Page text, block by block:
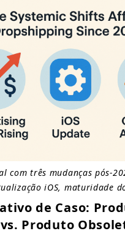
com três mudanças pós-
iOS, maturidade
de Caso:
Produto